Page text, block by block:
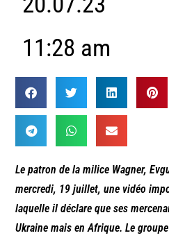
11:28 am
Le patron de la milice Wagner,
mercredi, 19 juillet, une vidéo
laquelle il déclare que ses
Ukraine mais en Afrique. Le